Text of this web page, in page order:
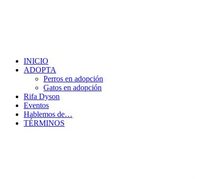
INICIO
ADOPTA
Perros en adopción
Gatos en adopción
Rifa Dyson
Eventos
Hablemos de…
TÉRMINOS